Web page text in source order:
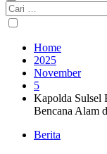
Cari
untuk:
Home
2025
November
5
Kapolda Sulsel
Bencana Alam
Berita